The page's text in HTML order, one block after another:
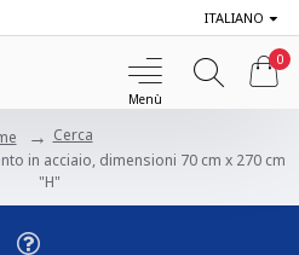
ITALIANO
0
Cerca
in acciaio, dimensioni 70 cm x 270 cm
"H"